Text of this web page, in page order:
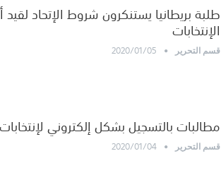
طلبة بريطانيا يستنكرون شروط الإتحاد
الإنتخابات
قسم التحرير 2020/01/05
مطالبات بالتسجيل بشكل إلكتروني
قسم التحرير 2020/01/04